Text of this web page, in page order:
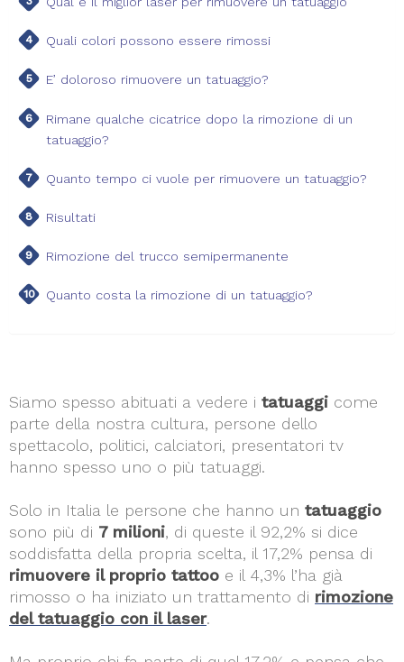
Quali colori possono essere rimossi
E’ doloroso rimuovere un tatuaggio?
Rimane qualche cicatrice dopo la rimozione di un
tatuaggio?
Quanto tempo ci vuole per rimuovere un tatuaggio?
Risultati
Rimozione del trucco semipermanente
Quanto costa la rimozione di un tatuaggio?
Siamo spesso abituati a vedere i tatuaggi come
parte della nostra cultura, persone dello
spettacolo, politici, calciatori, presentatori tv
hanno spesso uno o più tatuaggi.
Solo in Italia le persone che hanno un tatuaggio
sono più di 7 milioni, di queste il 92,2% si dice
soddisfatta della propria scelta, il 17,2% pensa di
rimuovere il proprio tattoo e il 4,3% l’ha già
rimosso o ha iniziato un trattamento di rimozione
del tatuaggio con il laser.